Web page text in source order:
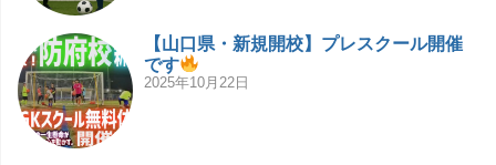
【山口県・新規開校】プレスクール開催
です
2025年10月22日